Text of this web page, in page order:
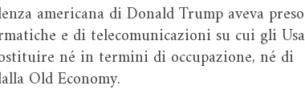
americana di Donald Trump aveva preso
e di telecomunicazioni su cui gli Usa
né in termini di occupazione, né di
Old Economy.